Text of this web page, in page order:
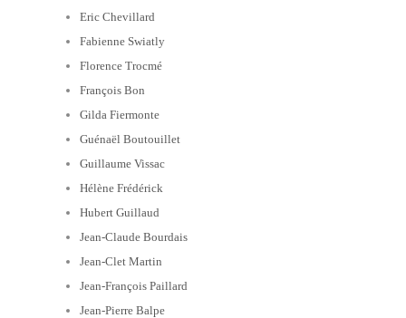
Eric Chevillard
Fabienne Swiatly
Florence Trocmé
François Bon
Gilda Fiermonte
Guénaël Boutouillet
Guillaume Vissac
Hélène Frédérick
Hubert Guillaud
Jean-Claude Bourdais
Jean-Clet Martin
Jean-François Paillard
Jean-Pierre Balpe